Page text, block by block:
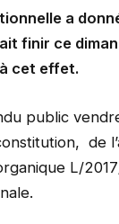
a
finir ce
cet effet.
public
de
L/